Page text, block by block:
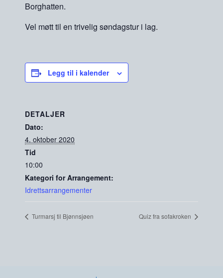
Borghatten.
Vel møtt til en trivelig søndagstur i lag.
Legg til i kalender
DETALJER
Dato:
4. oktober 2020
Tid
10:00
Kategori for Arrangement:
Idrettsarrangementer
Turmarsj til Bjønnsjøen Quiz fra sofakroken